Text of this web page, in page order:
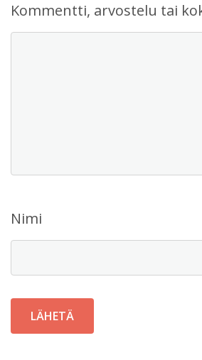
Kommentti, arvostelu tai
Nimi